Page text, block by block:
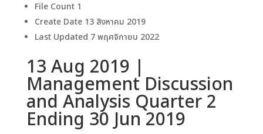
File Count 1
Create Date 13 สิงหาคม 2019
Last Updated 7 พฤศจิกายน 2022
13 Aug 2019 |
Management Discussion
and Analysis Quarter 2
Ending 30 Jun 2019